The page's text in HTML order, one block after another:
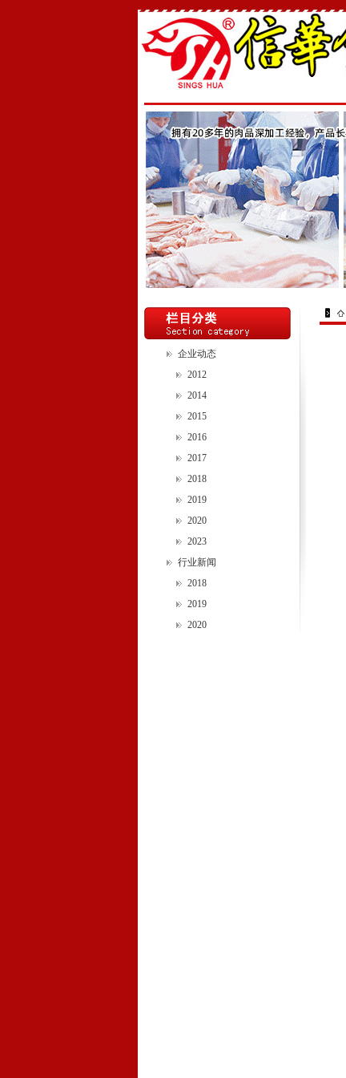
企业动态
2012
2014
2015
2016
2017
2018
2019
2020
2023
行业新闻
2018
2019
2020